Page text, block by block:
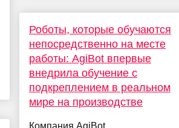
Роботы, которые обучаются
непосредственно на месте
работы: AgiBot впервые
внедрила обучение с
подкреплением в реальном
мире на производстве